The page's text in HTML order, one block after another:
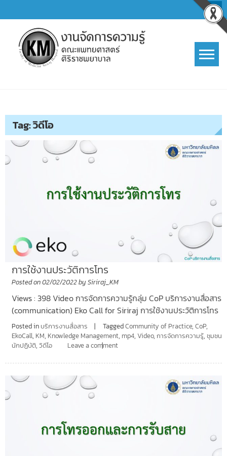
to
content
Tag:วิดีโอ
การใช้งานประวัติการโทร
Posted on02/02/2022by Siriraj_KM
Views : 398 Video การจัดการความรู้กลุ่ม CoP บริการงานสื่อสาร
(communication) Eko Call for Siriraj การใช้งานประวัติการโทร
Posted in บริการงานสื่อสาร TaggedCommunity of Practice, CoP,
EkoCall, KM, Knowledge Management, mp4, Video, การจัดการความรู้, ชุมชน
นักปฏิบัติ, วิดีโอ Leave a comment